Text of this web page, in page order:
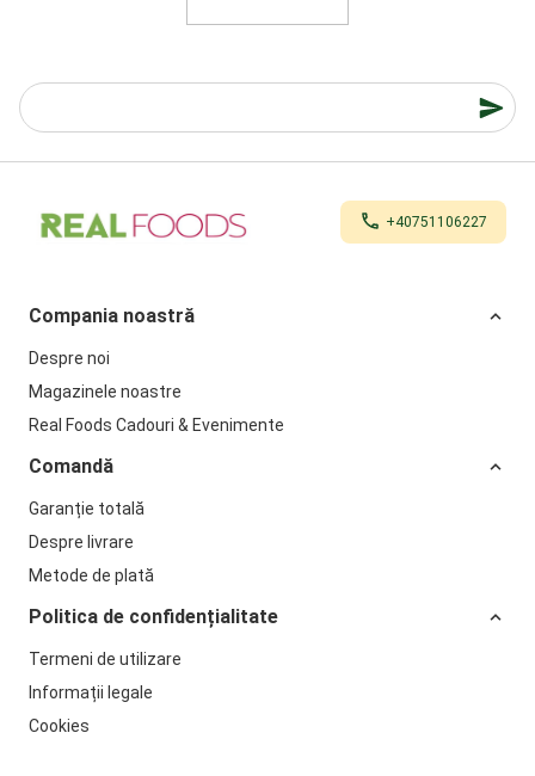
+40751106227
Compania noastră
Despre noi
Magazinele noastre
Real Foods Cadouri & Evenimente
Comandă
Garanție totală
Despre livrare
Metode de plată
Politica de confidențialitate
Termeni de utilizare
Informații legale
Cookies